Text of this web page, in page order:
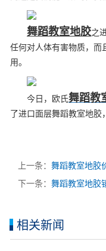
舞蹈教室地胶之
任何对人体有害物质，而
用。
今日，欧氏舞蹈教
了进口面层舞蹈教室地胶
上一条： 舞蹈教室地胶
下一条： 舞蹈教室地胶
相关新闻